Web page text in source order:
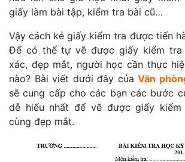
giấy làm bài tập, kiểm tra bài cũ…
Vậy cách kẻ giấy kiểm tra được tiến
Để có thể tự vẽ được giấy kiểm tra
xác, đẹp mắt, người học cần thực
nào? Bài viết dưới đây của Văn
sẽ cung cấp cho các bạn các bước
dễ hiểu nhất để vẽ được giấy
cùng đẹp mắt.